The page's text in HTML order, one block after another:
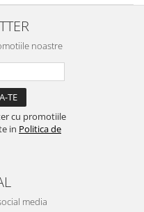
noastre
cu promotiile
in Politica de
media